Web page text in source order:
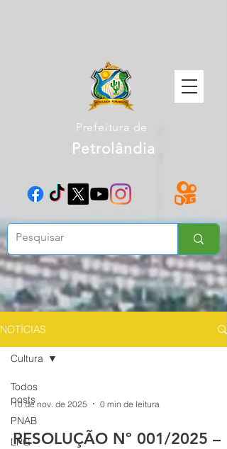
Prefeitura de
Petrolândia
NOTÍCIAS
Todos
posts
PNAB
LPG
Cultura
10 de nov. de 2025 0 min de leitura
RESOLUÇÃO Nº 001/2025 –